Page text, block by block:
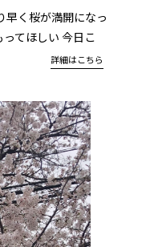
早く桜が満開になっ
てほしい 今日こ
詳細はこちら